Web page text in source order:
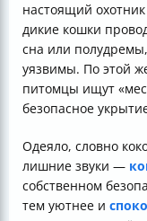
настоящий
дикие кошки
сна или
уязвимы. По этой
питомцы ищут
безопасное
Одеяло, словно
лишние звуки —
собственном
тем уютнее и